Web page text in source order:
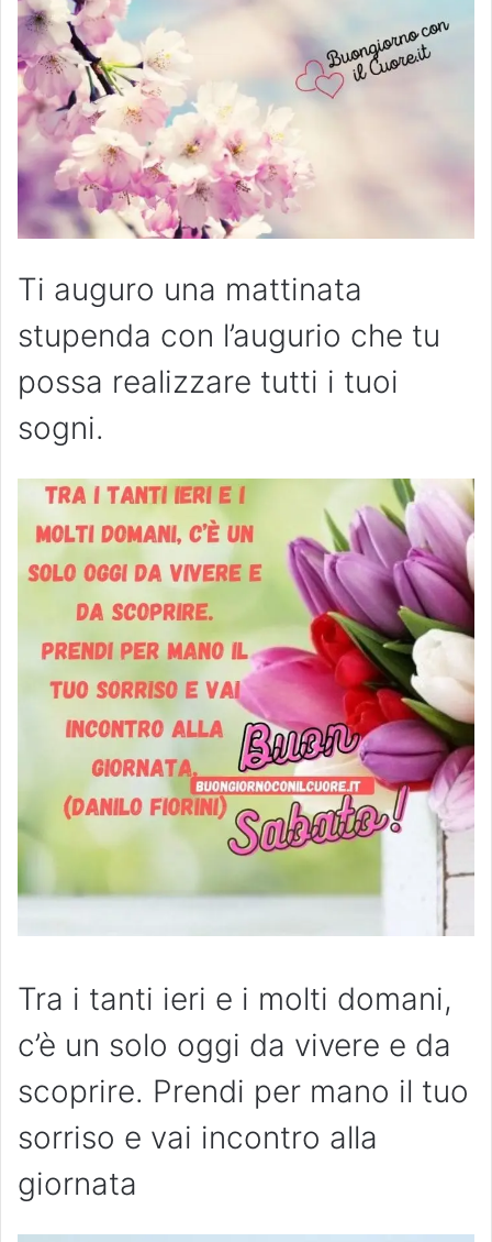
Ti auguro una mattinata
stupenda con l’augurio che tu
possa realizzare tutti i tuoi
sogni.
Tra i tanti ieri e i molti domani,
c’è un solo oggi da vivere e da
scoprire. Prendi per mano il tuo
sorriso e vai incontro alla
giornata